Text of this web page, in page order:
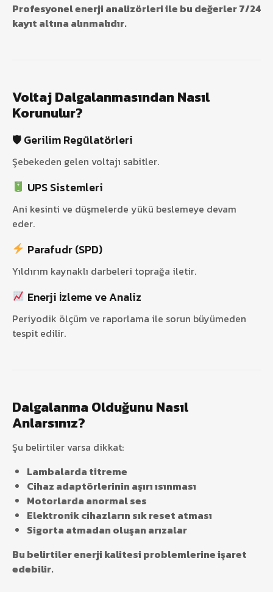
Profesyonel enerji analizörleri ile bu değerler 7/24
kayıt altına alınmalıdır.
Voltaj Dalgalanmasından Nasıl
Korunulur?
🛡 Gerilim Regülatörleri
Şebekeden gelen voltajı sabitler.
UPS Sistemleri
Ani kesinti ve düşmelerde yükü beslemeye devam
eder.
Parafudr (SPD)
Yıldırım kaynaklı darbeleri toprağa iletir.
Enerji İzleme ve Analiz
Periyodik ölçüm ve raporlama ile sorun büyümeden
tespit edilir.
Dalgalanma Olduğunu Nasıl
Anlarsınız?
Şu belirtiler varsa dikkat:
Lambalarda titreme
Cihaz adaptörlerinin aşırı ısınması
Motorlarda anormal ses
Elektronik cihazların sık reset atması
Sigorta atmadan oluşan arızalar
Bu belirtiler enerji kalitesi problemlerine işaret
edebilir.